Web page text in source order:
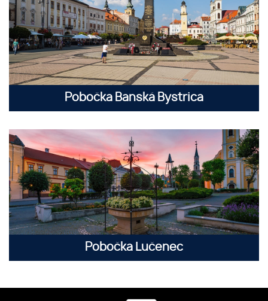
Pobočka Banská Bystrica
Pobočka Lučenec